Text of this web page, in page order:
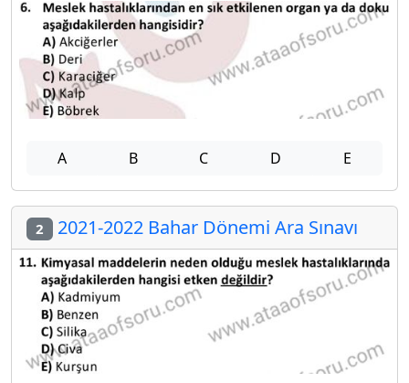
A B C D E
2 2021-2022 Bahar Dönemi Ara Sınavı